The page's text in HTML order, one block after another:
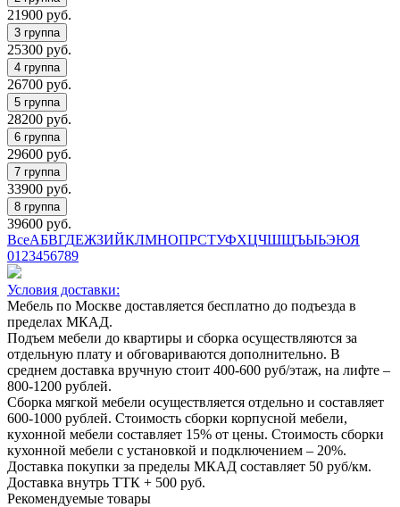
21900 руб.
25300 руб.
26700 руб.
28200 руб.
29600 руб.
33900 руб.
39600 руб.
ВсеАБВГДЕЖЗИЙКЛМНОПРСТУФХЦЧШЩЪЫЬЭЮЯ
01 23456789
Условия доставки:
Мебель по Москве доставляется бесплатно до подъезда в
пределах МКАД.
Подъем мебели до квартиры и сборка осуществляются за
отдельную плату и обговариваются дополнительно. В
среднем доставка вручную стоит 400-600 руб/этаж, на лифте –
800-1200 рублей.
Сборка мягкой мебели осуществляется отдельно и составляет
600-1000 рублей. Стоимость сборки корпусной мебели,
кухонной мебели составляет 15% от цены. Стоимость сборки
кухонной мебели с установкой и подключением – 20%.
Доставка покупки за пределы МКАД составляет 50 руб/км.
Доставка внутрь ТТК + 500 руб.
Рекомендуемые товары